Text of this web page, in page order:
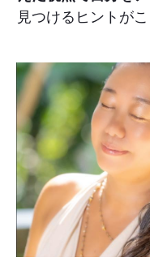
見つけるヒントがこ